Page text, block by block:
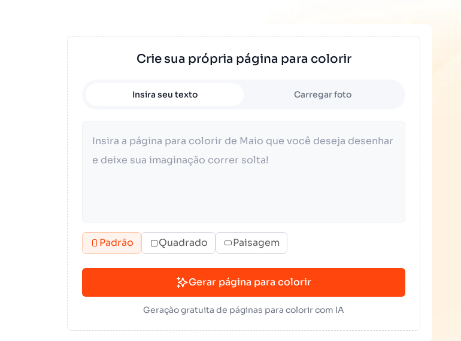
Crie sua própria página para colorir
Insira seu texto Carregar foto
Padrão Quadrado Paisagem
Gerar página para colorir
Geração gratuita de páginas para colorir com IA